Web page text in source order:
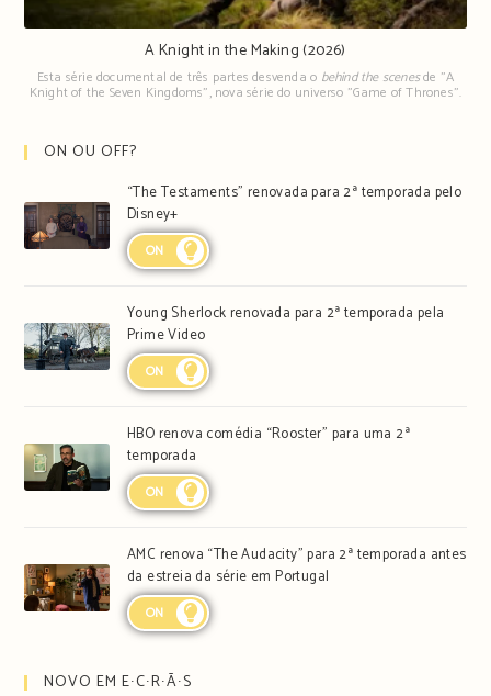
A Knight in the Making (2026)
Esta série documental de três partes desvenda o behind the scenesde "A
Knight of the Seven Kingdoms", nova série do universo "Game of Thrones".
ON OU OFF?
“The Testaments” renovada para 2ª temporada pelo
Disney+
ON
Young Sherlock renovada para 2ª temporada pela
Prime Video
ON
HBO renova comédia “Rooster” para uma 2ª
temporada
ON
AMC renova “The Audacity” para 2ª temporada antes
da estreia da série em Portugal
ON
NOVO EM E∙C∙R∙Ã∙S